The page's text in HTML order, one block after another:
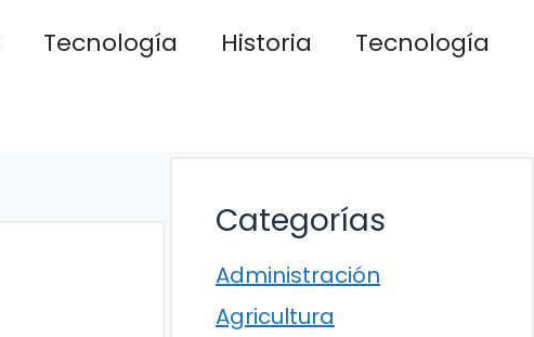
Tecnología Historia
Tecnología
Categorías
Administración
Agricultura